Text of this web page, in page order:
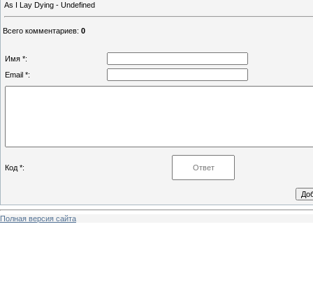
As I Lay Dying - Undefined
Всего комментариев: 0
Имя *:
Email *:
Код *:
Полная версия сайта